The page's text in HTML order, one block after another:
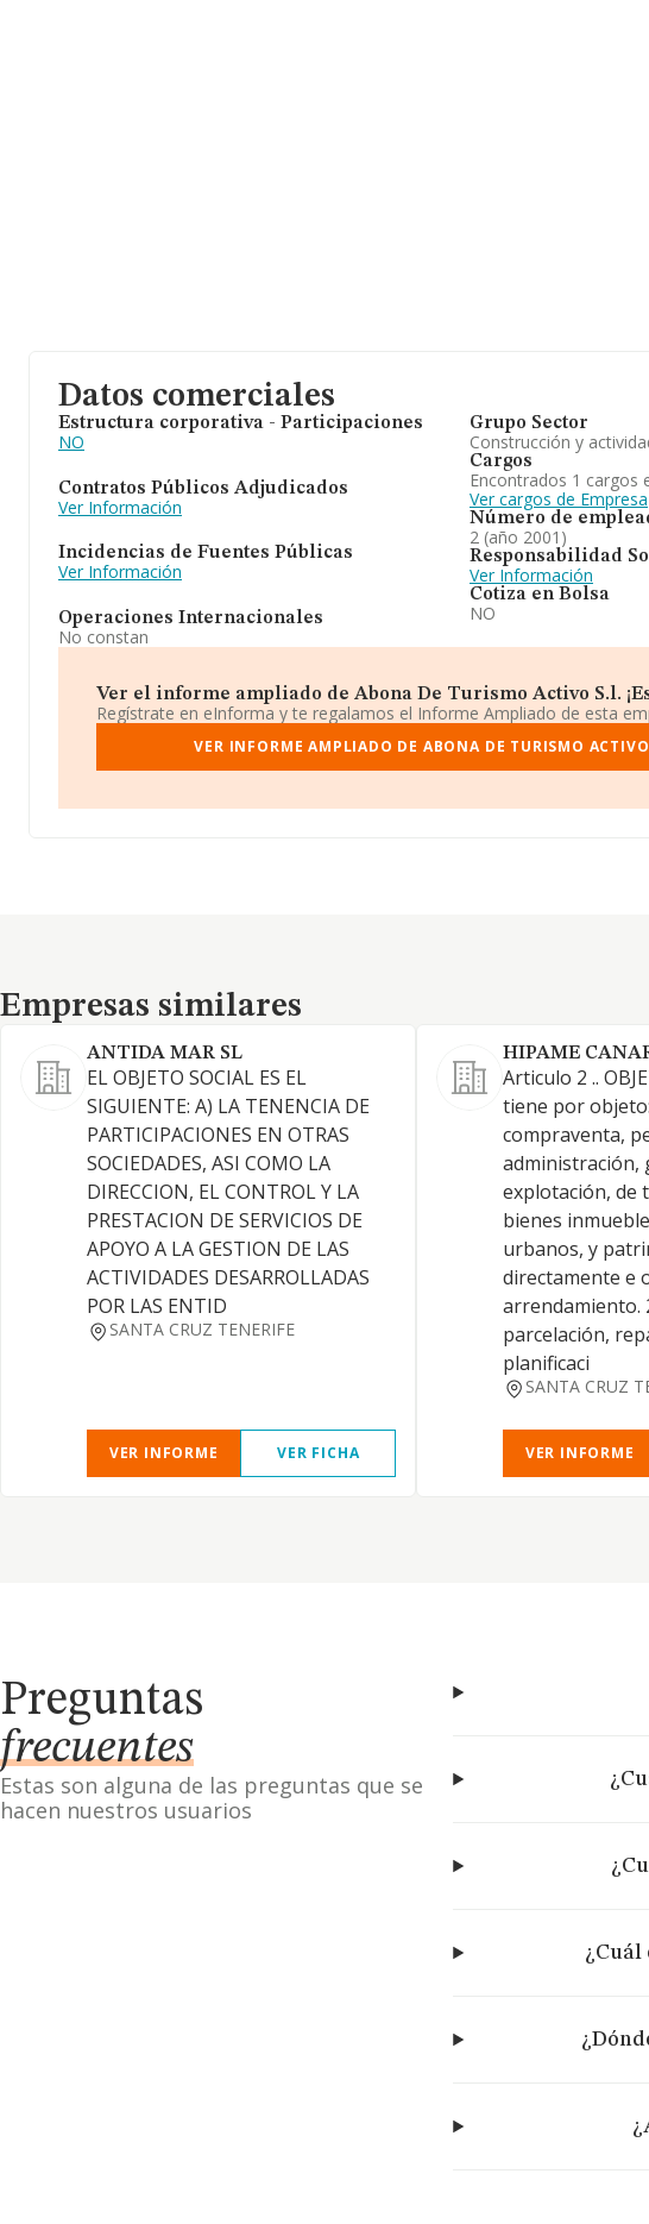
Datos comerciales
Estructura corporativa - Participaciones
NO
Contratos Públicos Adjudicados
Ver Información
Incidencias de Fuentes Públicas
Ver Información
Operaciones Internacionales
No constan
Grupo Sector
Construcción y
Cargos
Encontrados 1 cargos
Ver cargos de Empresa
Número de
2 (año 2001)
Responsabilidad
Ver Información
Cotiza en Bolsa
NO
Ver el informe ampliado de Abona De Turismo Activo S.l.
Regístrate en eInforma y te regalamos el Informe Ampliado de esta
VER INFORME AMPLIADO DE ABONA DE TURISMO
Empresas similares
Empresas similares
ANTIDA MAR SL
EL OBJETO SOCIAL ES EL
SIGUIENTE: A) LA TENENCIA DE
PARTICIPACIONES EN OTRAS
SOCIEDADES, ASI COMO LA
DIRECCION, EL CONTROL Y LA
PRESTACION DE SERVICIOS DE
APOYO A LA GESTION DE LAS
ACTIVIDADES DESARROLLADAS
POR LAS ENTID
SANTA CRUZ TENERIFE
VER INFORME VER FICHA
HIPAME
Articulo 2 ..
tiene por
compraventa,
administración,
explotación, de
bienes
urbanos, y
directamente e
arrendamiento.
parcelación,
planificaci
SANTA CRUZ
VER INFORME
Preguntas
frecuentes
Estas son alguna de las preguntas que se
hacen nuestros usuarios
¿Cuál